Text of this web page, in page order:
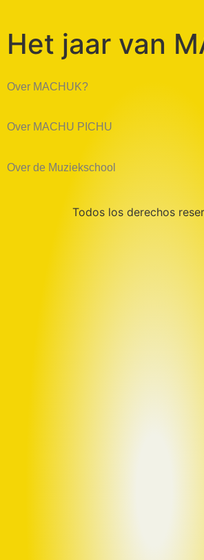
Het jaar van
Over MACHUK?
Over MACHU PICHU
Over de Muziekschool
Todos los derechos